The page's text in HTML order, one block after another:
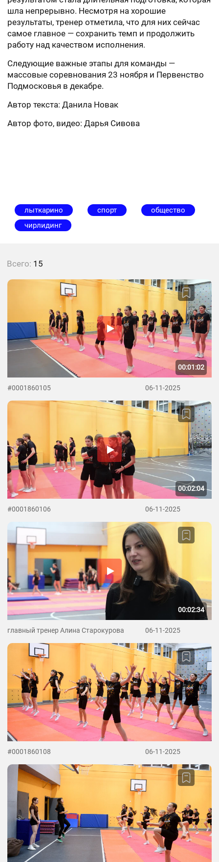
шла непрерывно. Несмотря на хорошие
результаты, тренер отметила, что для них сейчас
самое главное — сохранить темп и продолжить
работу над качеством исполнения.
Следующие важные этапы для команды —
массовые соревнования 23 ноября и Первенство
Подмосковья в декабре.
Автор текста: Данила Новак
Автор фото, видео: Дарья Сивова
лыткарино спорт
общество
чирлидинг
Всего: 15
00:01:02
#0001860105 06-11-2025
00:02:04
#0001860106 06-11-2025
00:02:34
главный тренер Алина Старокурова 06-11-2025
#0001860108 06-11-2025